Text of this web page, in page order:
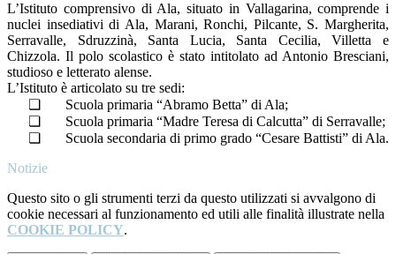
L’Istituto comprensivo di Ala, situato in Vallagarina, comprende i
nuclei insediativi di Ala, Marani, Ronchi, Pilcante, S. Margherita,
Serravalle, Sdruzzinà, Santa Lucia, Santa Cecilia, Villetta e
Chizzola. Il polo scolastico è stato intitolato ad Antonio Bresciani,
studioso e letterato alense.
L’Istituto è articolato su tre sedi:
❏
Scuola primaria “Abramo Betta” di Ala;
❏
Scuola primaria “Madre Teresa di Calcutta” di Serravalle;
❏
Scuola secondaria di primo grado “Cesare Battisti” di Ala.
Notizie
Questo sito o gli strumenti terzi da questo utilizzati si avvalgono di
cookie necessari al funzionamento ed utili alle finalità illustrate nella
COOKIE POLICY.